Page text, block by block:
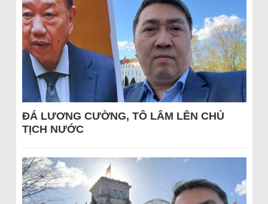
ĐÁ LƯƠNG CƯỜNG, TÔ LÂM LÊN CHỦ
TỊCH NƯỚC